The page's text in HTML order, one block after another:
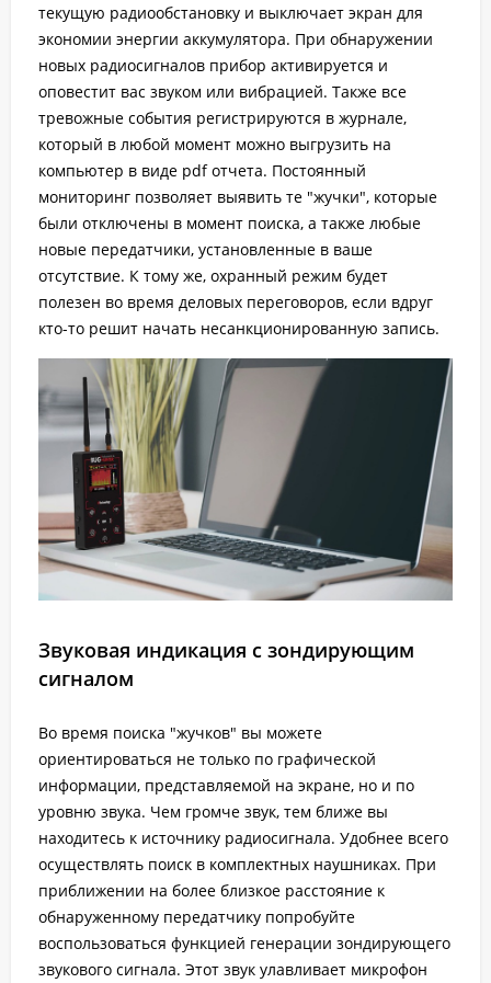
текущую радиообстановку и выключает экран для
экономии энергии аккумулятора. При обнаружении
новых радиосигналов прибор активируется и
оповестит вас звуком или вибрацией. Также все
тревожные события регистрируются в журнале,
который в любой момент можно выгрузить на
компьютер в виде pdf отчета. Постоянный
мониторинг позволяет выявить те "жучки", которые
были отключены в момент поиска, а также любые
новые передатчики, установленные в ваше
отсутствие. К тому же, охранный режим будет
полезен во время деловых переговоров, если вдруг
кто-то решит начать несанкционированную запись.
Звуковая индикация с зондирующим
сигналом
Во время поиска "жучков" вы можете
ориентироваться не только по графической
информации, представляемой на экране, но и по
уровню звука. Чем громче звук, тем ближе вы
находитесь к источнику радиосигнала. Удобнее всего
осуществлять поиск в комплектных наушниках. При
приближении на более близкое расстояние к
обнаруженному передатчику попробуйте
воспользоваться функцией генерации зондирующего
звукового сигнала. Этот звук улавливает микрофон